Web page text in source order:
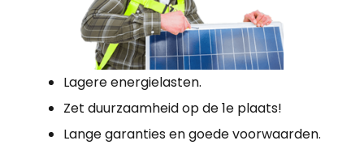
Lagere energielasten.
Zet duurzaamheid op de 1e plaats!
Lange garanties en goede voorwaarden.